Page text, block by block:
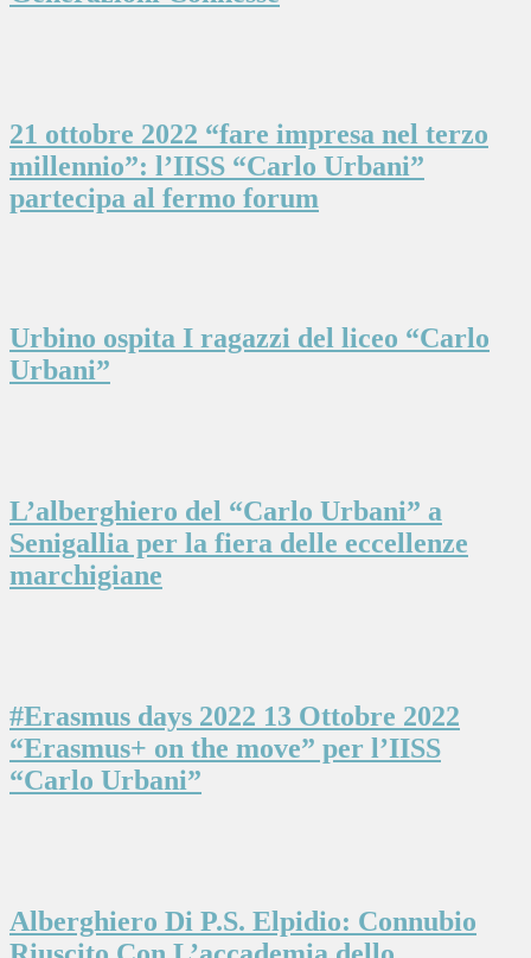
21 ottobre 2022 “fare impresa nel terzo
millennio”: l’IISS “Carlo Urbani”
partecipa al fermo forum
Urbino ospita I ragazzi del liceo “Carlo
Urbani”
L’alberghiero del “Carlo Urbani” a
Senigallia per la fiera delle eccellenze
marchigiane
#Erasmus days 2022 13 Ottobre 2022
“Erasmus+ on the move” per l’IISS
“Carlo Urbani”
Alberghiero Di P.S. Elpidio: Connubio